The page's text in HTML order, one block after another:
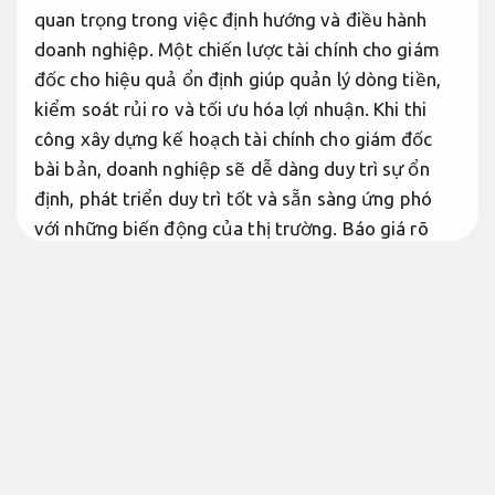
quan trọng trong việc định hướng và điều hành
doanh nghiệp. Một chiến lược tài chính cho giám
đốc cho hiệu quả ổn định giúp quản lý dòng tiền,
kiểm soát rủi ro và tối ưu hóa lợi nhuận. Khi thi
công xây dựng kế hoạch tài chính cho giám đốc
bài bản, doanh nghiệp sẽ dễ dàng duy trì sự ổn
định, phát triển duy trì tốt và sẵn sàng ứng phó
với những biến động của thị trường. Báo giá rõ